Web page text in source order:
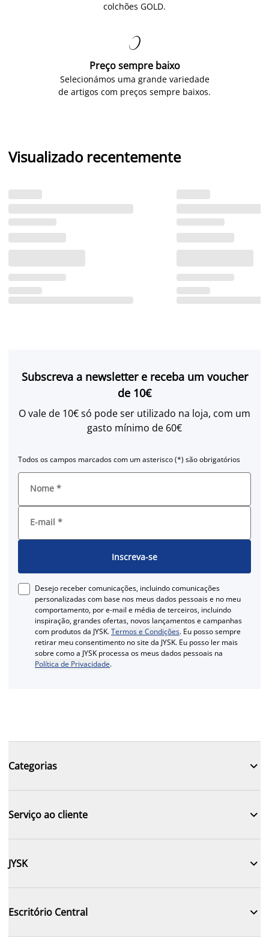
colchões GOLD.

Preço sempre baixo
Selecionámos uma grande variedade
de artigos com preços sempre baixos.
Visualizado recentemente
Subscreva a newsletter e receba um voucher
de 10€
O vale de 10€ só pode ser utilizado na loja, com um
gasto mínimo de 60€
Todos os campos marcados com um asterisco (*) são obrigatórios
Nome *
E-mail *
Inscreva-se
Desejo receber comunicações, incluindo comunicações
personalizadas com base nos meus dados pessoais e no meu
comportamento, por e-mail e média de terceiros, incluindo
inspiração, grandes ofertas, novos lançamentos e campanhas
com produtos da JYSK.Termos e Condições. Eu posso sempre
retirar meu consentimento no site da JYSK. Eu posso ler mais
sobre como a JYSK processa os meus dados pessoais na
Política de Privacidade.
Categorias 
Serviço ao cliente 
JYSK 
Escritório Central 